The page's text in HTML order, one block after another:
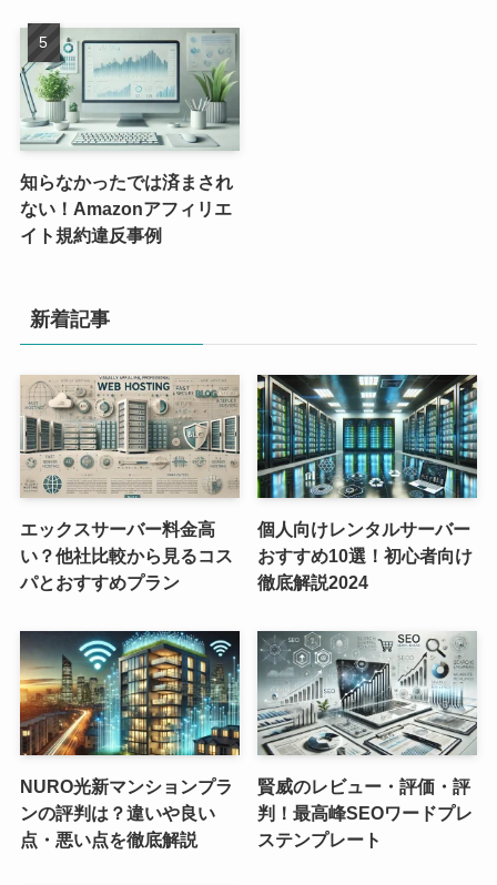
知らなかったでは済まされ
ない！Amazonアフィリエ
イト規約違反事例
新着記事
エックスサーバー料金高
い？他社比較から見るコス
パとおすすめプラン
個人向けレンタルサーバー
おすすめ10選！初心者向け
徹底解説2024
NURO光新マンションプラ
ンの評判は？違いや良い
点・悪い点を徹底解説
賢威のレビュー・評価・評
判！最高峰SEOワードプレ
ステンプレート